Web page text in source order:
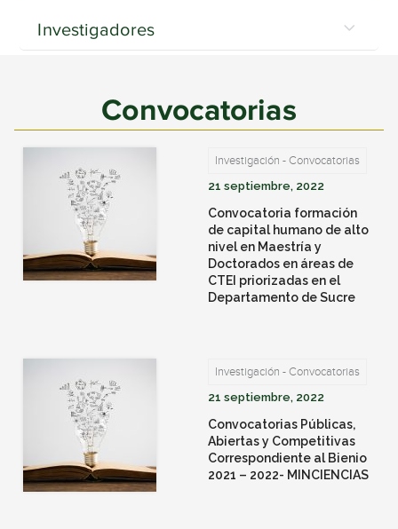
Investigadores
Convocatorias
Investigación - Convocatorias
21 septiembre, 2022
Convocatoria formación
de capital humano de alto
nivel en Maestría y
Doctorados en áreas de
CTEI priorizadas en el
Departamento de Sucre
Investigación - Convocatorias
21 septiembre, 2022
Convocatorias Públicas,
Abiertas y Competitivas
Correspondiente al Bienio
2021 – 2022- MINCIENCIAS